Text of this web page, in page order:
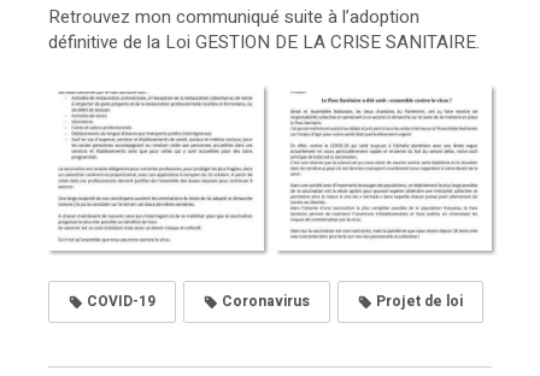
Retrouvez mon communiqué suite à l’adoption
définitive de la Loi GESTION DE LA CRISE SANITAIRE.
COVID-19 Coronavirus Projet de loi